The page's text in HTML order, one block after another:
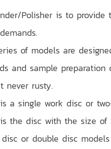
Polisher is to
of models are
and sample
never rusty.
a single work disc or
the disc with the size of
disc or double disc